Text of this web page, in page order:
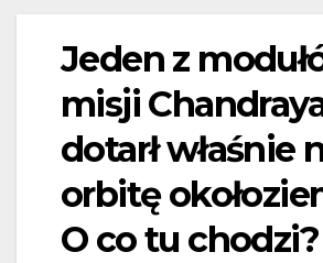
Jeden z
misji
dotarł właśnie
orbitę
O co tu chodzi?